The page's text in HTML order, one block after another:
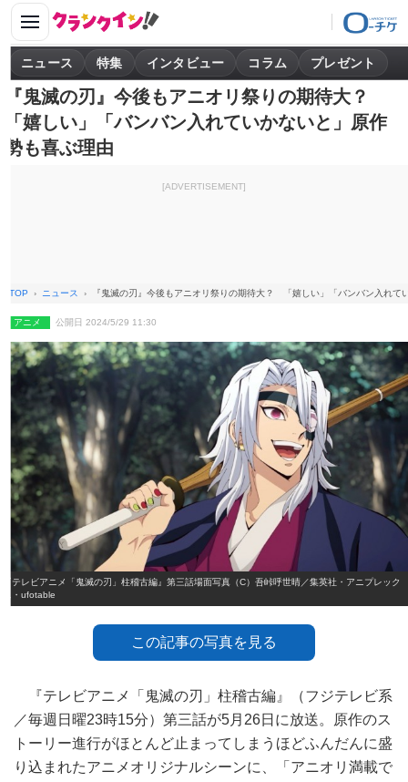
ニュース 特集 インタビュー コラム プレゼント
『鬼滅の刃』今後もアニオリ祭りの期待大？
「嬉しい」「バンバン入れていかないと」原作
勢も喜ぶ理由
[ADVERTISEMENT]
TOP ニュース 『鬼滅の刃』今後もアニオリ祭りの期待大？ 「嬉しい」「バンバン入れて
アニメ 公開日 2024/5/29 11:30
『テレビアニメ「鬼滅の刃」柱稽古編』第三話場面写真（C）吾峠呼世晴／集英社・アニプレック
ス・ufotable
この記事の写真を見る
『テレビアニメ「鬼滅の刃」柱稽古編』（フジテレビ系
／毎週日曜23時15分）第三話が5月26日に放送。原作のス
トーリー進行がほとんど止まってしまうほどふんだんに盛
り込まれたアニメオリジナルシーンに、「アニオリ満載で